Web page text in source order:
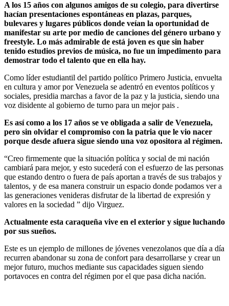
A los 15 años con algunos amigos de su colegio, para divertirse
hacían presentaciones espontáneas en plazas, parques,
bulevares y lugares públicos donde veían la oportunidad de
manifestar su arte por medio de canciones del género urbano y
freestyle. Lo más admirable de está joven es que sin haber
tenido estudios previos de música, no fue un impedimento para
demostrar todo el talento que en ella hay.
Como líder estudiantil del partido político Primero Justicia, envuelta
en cultura y amor por Venezuela se adentró en eventos políticos y
sociales, presidia marchas a favor de la paz y la justicia, siendo una
voz disidente al gobierno de turno para un mejor pais .
Es así como a los 17 años se ve obligada a salir de Venezuela,
pero sin olvidar el compromiso con la patria que le vio nacer
porque desde afuera sigue siendo una voz opositora al régimen.
“Creo firmemente que la situación política y social de mi nación
cambiará para mejor, y esto sucederá con el esfuerzo de las personas
que estando dentro o fuera de país aportan a través de sus trabajos y
talentos, y de esa manera construir un espacio donde podamos ver a
las generaciones venideras disfrutar de la libertad de expresión y
valores en la sociedad ” dijo Virguez.
Actualmente esta caraqueña vive en el exterior y sigue luchando
por sus sueños.
Este es un ejemplo de millones de jóvenes venezolanos que día a día
recurren abandonar su zona de confort para desarrollarse y crear un
mejor futuro, muchos mediante sus capacidades siguen siendo
portavoces en contra del régimen por el que pasa dicha nación.